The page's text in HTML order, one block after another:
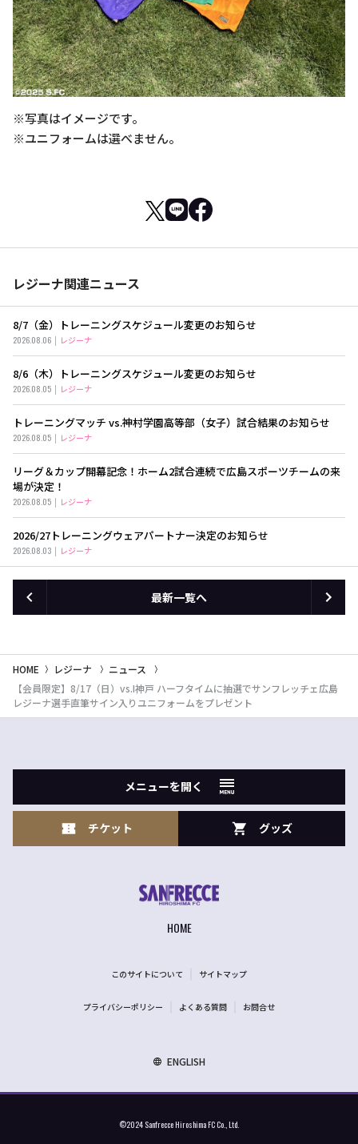
※写真はイメージです。
※ユニフォームは選べません。
レジーナ関連ニュース
8/7（金）トレーニングスケジュール変更のお知らせ
2026.08.06 レジーナ
8/6（木）トレーニングスケジュール変更のお知らせ
2026.08.05 レジーナ
トレーニングマッチ vs.神村学園高等部（女子）試合結果のお知らせ
2026.08.05 レジーナ
リーグ＆カップ開幕記念！ホーム2試合連続で広島スポーツチームの来
場が決定！
2026.08.05 レジーナ
2026/27トレーニングウェアパートナー決定のお知らせ
2026.08.03 レジーナ
最新一覧へ
HOME レジーナ
ニュース
【会員限定】8/17（日）vs.I神戸 ハーフタイムに抽選でサンフレッチェ広島
レジーナ選手直筆サイン入りユニフォームをプレゼント
メニューを開く
チケット グッズ
HOME
このサイトについて サイトマップ
プライバシーポリシー よくある質問 お問合せ
ENGLISH
©2024 Sanfrecce Hiroshima FC Co., Ltd.